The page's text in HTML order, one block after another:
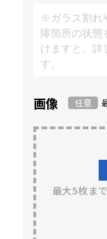
画像 任意
最大5枚ま